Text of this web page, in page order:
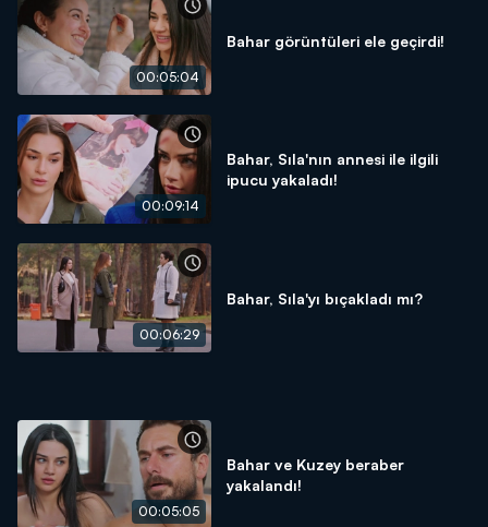
00:05:04
Bahar görüntüleri ele geçirdi!
00:09:14
Bahar, Sıla'nın annesi ile ilgili
ipucu yakaladı!
00:06:29
Bahar, Sıla'yı bıçakladı mı?
00:05:05
Bahar ve Kuzey beraber
yakalandı!